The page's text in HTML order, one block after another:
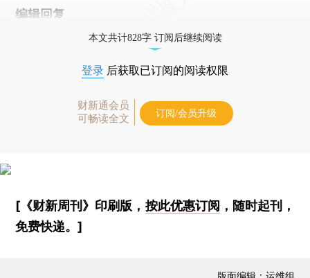
编辑回复
本文共计828字 订阅后继续阅读
登录 后获取已订阅的阅读权限
财新通会员
可畅读全文
订阅/会员升级
[《财新周刊》印刷版， 按此优惠订阅 ，随时起刊，
免费快递。]
版面编辑：运维组